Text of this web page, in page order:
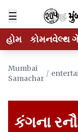
☰
હોમ કોમનવેલ્થ
Mumbai
Samachar
/
કંગના